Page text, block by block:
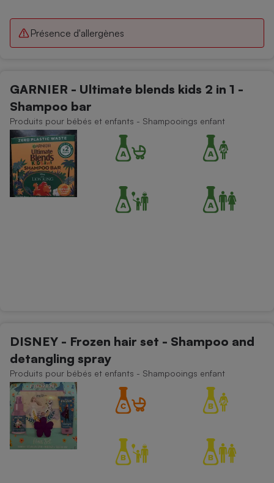
Présence d'allergènes
GARNIER - Ultimate blends kids 2 in 1 -
Shampoo bar
Produits pour bébés et enfants - Shampooings enfant
DISNEY - Frozen hair set - Shampoo and
detangling spray
Produits pour bébés et enfants - Shampooings enfant